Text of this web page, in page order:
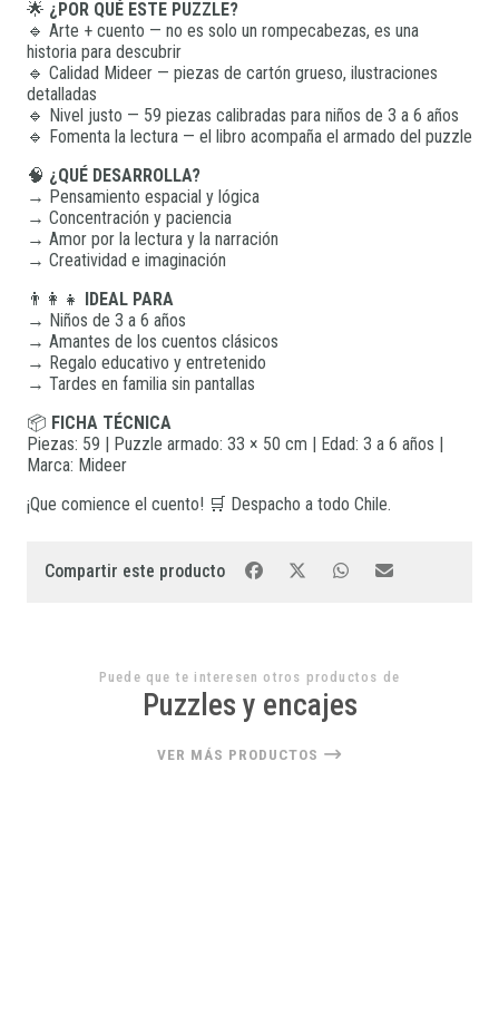
🌟 ¿POR QUÉ ESTE PUZZLE?
🔹 Arte + cuento — no es solo un rompecabezas, es una
historia para descubrir
🔹 Calidad Mideer — piezas de cartón grueso, ilustraciones
detalladas
🔹 Nivel justo — 59 piezas calibradas para niños de 3 a 6 años
🔹 Fomenta la lectura — el libro acompaña el armado del puzzle
🧠 ¿QUÉ DESARROLLA?
→ Pensamiento espacial y lógica
→ Concentración y paciencia
→ Amor por la lectura y la narración
→ Creatividad e imaginación
👨‍👩‍👧
IDEAL PARA
→ Niños de 3 a 6 años
→ Amantes de los cuentos clásicos
→ Regalo educativo y entretenido
→ Tardes en familia sin pantallas
📦 FICHA TÉCNICA
Piezas: 59 | Puzzle armado: 33 × 50 cm | Edad: 3 a 6 años |
Marca: Mideer
¡Que comience el cuento! 🛒 Despacho a todo Chile.
Compartir este producto
Puede que te interesen otros productos de
Puzzles y encajes
VER MÁS PRODUCTOS